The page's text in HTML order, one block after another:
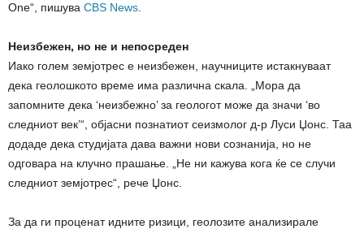
One“, пишува CBS News
Неизбежен, но не и непосреден
Иако голем земјотрес е неизбежен, научниците истакнуваат
дека геолошкото време има различна скала. „Мора да
запомните дека ‘неизбежно’ за геологот може да значи ‘во
следниот век’“, објасни познатиот сеизмолог д-р Луси Џонс. Таа
додаде дека студијата дава важни нови сознанија, но не
одговара на клучно прашање. „Не ни кажува кога ќе се случи
следниот земјотрес“, рече Џонс.
За да ги проценат идните ризици, геолозите анализирале